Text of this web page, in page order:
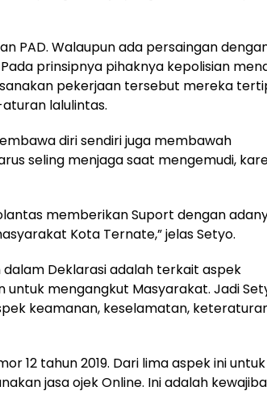
PAD. Walaupun ada persaingan
prinsipnya pihaknya kepolisian
pekerjaan tersebut mereka
lalulintas.
diri sendiri juga membawah
seling menjaga saat mengemudi,
memberikan Suport dengan
Kota Ternate,” jelas Setyo.
Deklarasi adalah terkait aspek
untuk mengangkut Masyarakat. Jadi
keamanan, keselamatan,
12 tahun 2019. Dari lima aspek ini untuk
jasa ojek Online. Ini adalah